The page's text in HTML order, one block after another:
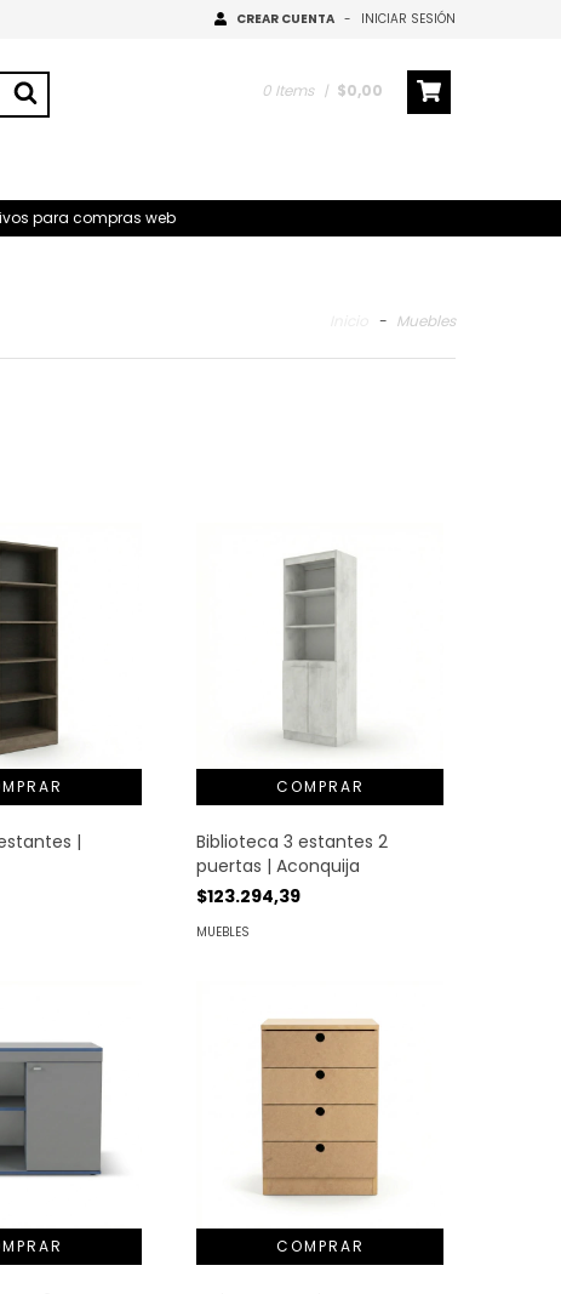
CREAR CUENTA - INICIAR SESIÓN
0 Items | $0,00
para compras web
- Muebles
|
Biblioteca 3 estantes 2
puertas | Aconquija
$123.294,39
MUEBLES